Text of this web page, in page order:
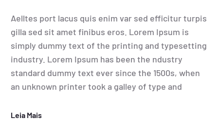
Aelltes port lacus quis enim var sed efficitur turpis
gilla sed sit amet finibus eros. Lorem Ipsum is
simply dummy text of the printing and typesetting
industry. Lorem Ipsum has been the ndustry
standard dummy text ever since the 1500s, when
an unknown printer took a galley of type and
Leia Mais